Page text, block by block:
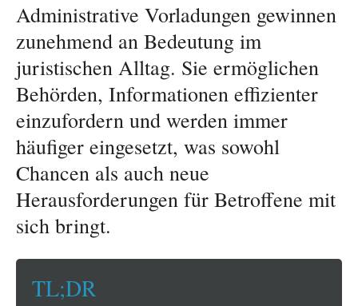
Administrative Vorladungen gewinnen
zunehmend an Bedeutung im
juristischen Alltag. Sie ermöglichen
Behörden, Informationen effizienter
einzufordern und werden immer
häufiger eingesetzt, was sowohl
Chancen als auch neue
Herausforderungen für Betroffene mit
sich bringt.
TL;DR